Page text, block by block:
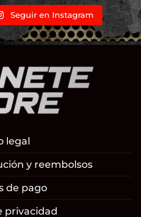
Seguir en Instagram
legal
y reembolsos
de pago
privacidad